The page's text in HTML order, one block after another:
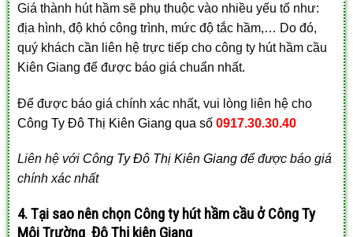
Giá thành hút hầm sẽ phụ thuộc vào nhiều yếu tố như:
địa hình, độ khó công trình, mức độ tắc hầm,… Do đó,
quý khách cần liên hệ trực tiếp cho công ty hút hầm cầu
Kiên Giang để được báo giá chuẩn nhất.
Để được báo giá chính xác nhất, vui lòng liên hệ cho
Công Ty Đô Thị Kiên Giang qua số 0917.30.30.40
Liên hệ với Công Ty Đô Thị Kiên Giangđể được báo giá
chính xác nhất
4. Tại sao nên chọn Công ty hút hầm cầu ở Công Ty
Môi Trường Đô Thị kiên Giang